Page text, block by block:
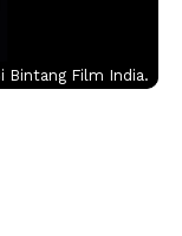
Bintang Film India.